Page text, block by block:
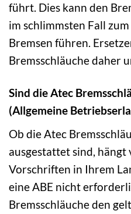
führt. Dies kann den
im schlimmsten Fall
Bremsen führen.
Bremsschläuche daher
Sind die Atec
(Allgemeine
Ob die Atec
ausgestattet sind, hängt
Vorschriften in Ihrem
eine ABE nicht
Bremsschläuche den